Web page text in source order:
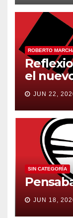
ROBERTO
el
JUN 22,
SIN CATEGORÍA
JUN 18,